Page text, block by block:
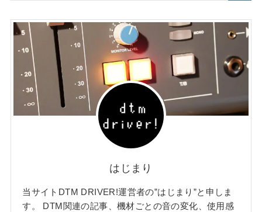
はじまり
当サイトDTM DRIVER!運営者の”はじまり”と申しま
す。 DTM関連の記事、機材ごとの音の変化、使用感